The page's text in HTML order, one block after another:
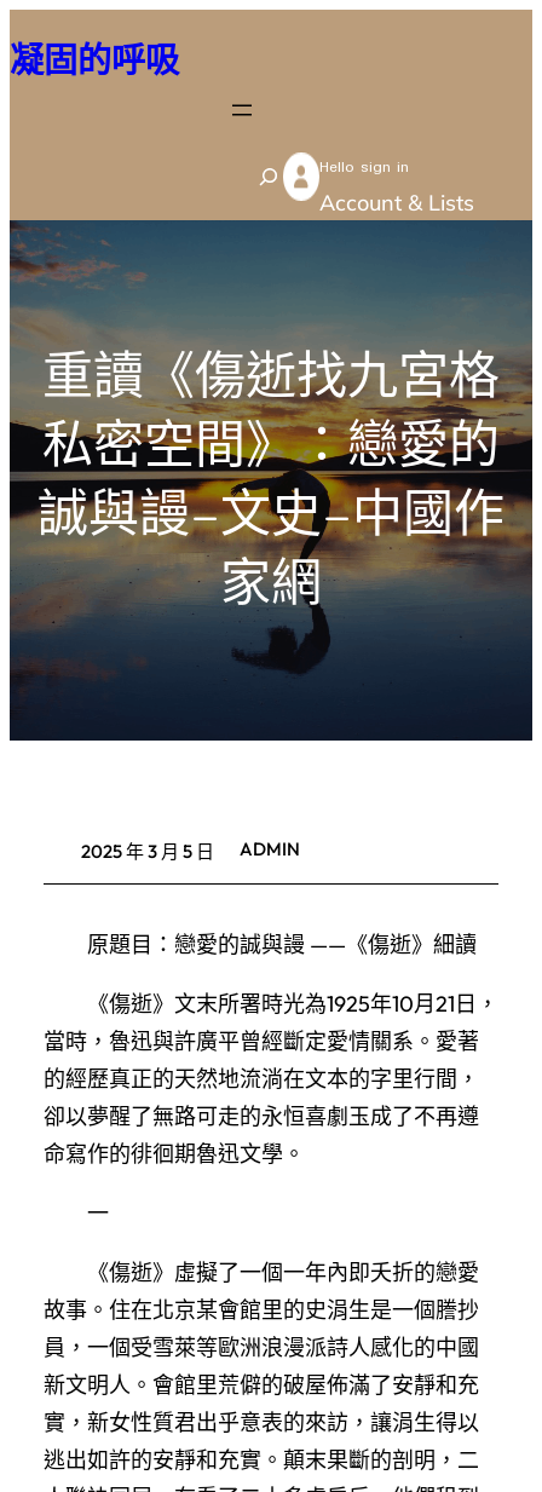
至
容
凝固的呼吸
S
e
h
Hello sign in
Account & Lists
重讀《傷逝找九宮格
私密空間》：戀愛的
誠與謾–文史–中國作
家網
2025 年 3 月 5 日 ADMIN
原題目：戀愛的誠與謾 ——《傷逝》細讀
《傷逝》文末所署時光為1925年10月21日，
當時，魯迅與許廣平曾經斷定愛情關系。愛著
的經歷真正的天然地流淌在文本的字里行間，
卻以夢醒了無路可走的永恒喜劇玉成了不再遵
命寫作的徘徊期魯迅文學。
一
《傷逝》虛擬了一個一年內即夭折的戀愛
故事。住在北京某會館里的史涓生是一個謄抄
員，一個受雪萊等歐洲浪漫派詩人感化的中國
新文明人。會館里荒僻的破屋佈滿了安靜和充
實，新女性質君出乎意表的來訪，讓涓生得以
逃出如許的安靜和充實。顛末果斷的剖明，二